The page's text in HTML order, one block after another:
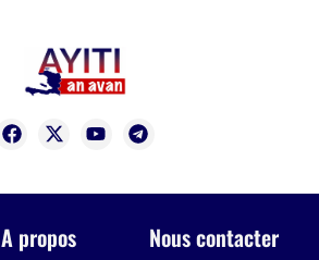
A propos Nous contacter